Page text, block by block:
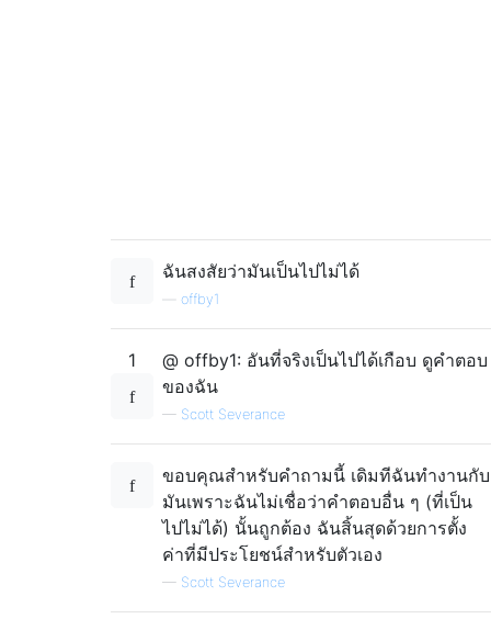
ฉันสงสัยว่ามันเป็นไปไม่ได้
offby1
1
@ offby1: อันที่จริงเป็นไปได้เกือบ ดูคำตอบ
ของฉัน
— Scott Severance
ขอบคุณสำหรับคำถามนี้ เดิมทีฉันทำงานกับ
มันเพราะฉันไม่เชื่อว่าคำตอบอื่น ๆ (ที่เป็น
ไปไม่ได้) นั้นถูกต้อง ฉันสิ้นสุดด้วยการตั้ง
ค่าที่มีประโยชน์สำหรับตัวเอง
— Scott Severance